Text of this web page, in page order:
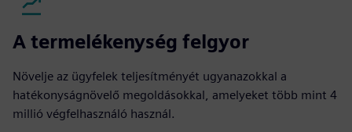
A termelékenység felgyor
Növelje az ügyfelek teljesítményét ugyanazokkal a
hatékonyságnövelő megoldásokkal, amelyeket több mint 4
millió végfelhasználó használ.